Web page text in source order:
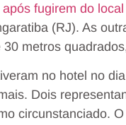
fugirem do
(RJ). As
metros
no hotel no
Dois
circunstanciado.